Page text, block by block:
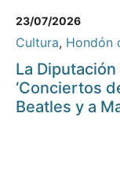
23/07/2026
Cultura, Hondón
La
‘Conciertos
Beatles y a